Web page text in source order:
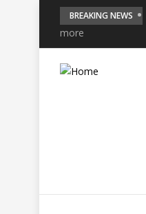
BREAKING NEWS
more